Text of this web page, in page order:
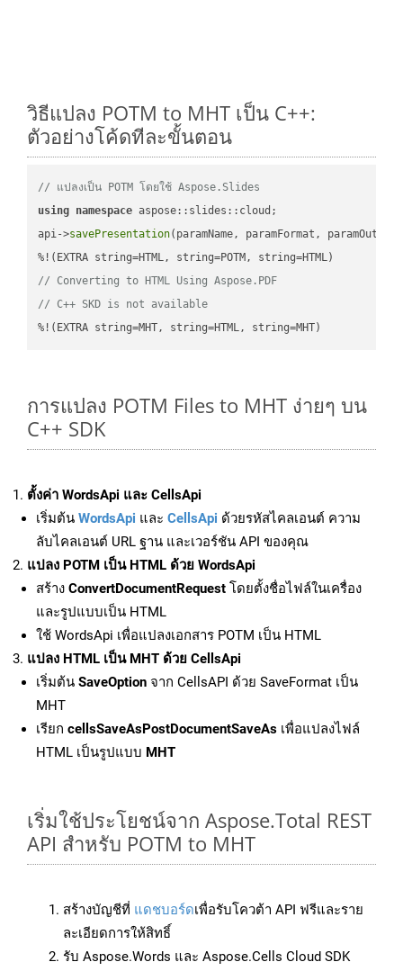
วิธีแปลง POTM to MHT เป็น C++:
ตัวอย่างโค้ดทีละขั้นตอน
// แปลงเป็น POTM โดยใช้ Aspose.Slides
using namespace aspose::slides::cloud;
api->savePresentation(paramName, paramFormat,
// Converting to HTML Using Aspose.PDF
// C++ SKD is not available
%!(EXTRA string=MHT, string=HTML, string=MHT)
การแปลง POTM Files to MHT ง่ายๆ บน
C++ SDK
ตั้งค่า WordsApi และ CellsApi
เริ่มต้น WordsApi และ CellsApi ด้วยรหัสไคลเอนต์ ความ
ลับไคลเอนต์ URL ฐาน และเวอร์ชัน API ของคุณ
แปลง POTM เป็น HTML ด้วย WordsApi
สร้าง ConvertDocumentRequest โดยตั้งชื่อไฟล์ในเครื่อง
และรูปแบบเป็น HTML
ใช้ WordsApi เพื่อแปลงเอกสาร POTM เป็น HTML
แปลง HTML เป็น MHT ด้วย CellsApi
เริ่มต้น SaveOption จาก CellsAPI ด้วย SaveFormat เป็น
MHT
เรียก cellsSaveAsPostDocumentSaveAs เพื่อแปลงไฟล์
HTML เป็นรูปแบบ MHT
เริ่มใช้ประโยชน์จาก Aspose.Total REST
API สำหรับ POTM to MHT
สร้างบัญชีที่ แดชบอร์ดเพื่อรับโควต้า API ฟรีและราย
ละเอียดการให้สิทธิ์
รับ Aspose.Words และ Aspose.Cells Cloud SDK